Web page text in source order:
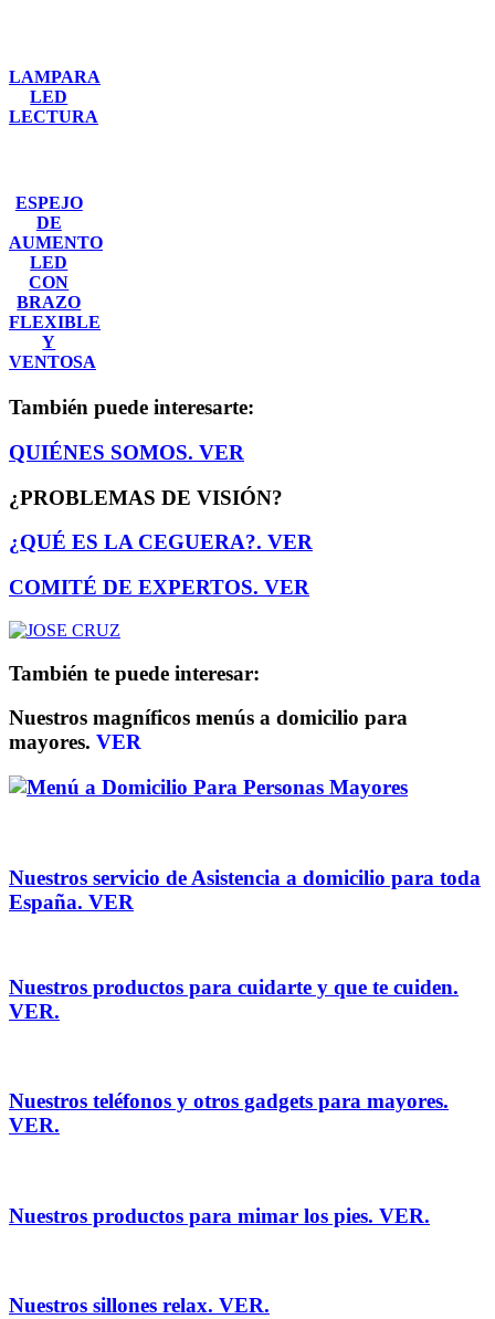
LAMPARA
LED
LECTURA
ESPEJO
DE
AUMENTO
LED
CON
BRAZO
FLEXIBLE
Y
VENTOSA
También puede interesarte:
QUIÉNES SOMOS. VER
¿PROBLEMAS DE VISIÓN?
¿QUÉ ES LA CEGUERA?. VER
COMITÉ DE EXPERTOS. VER
También te puede interesar:
Nuestros magníficos menús a domicilio para
mayores. VER
Nuestros servicio de Asistencia a domicilio para toda
España. VER
Nuestros productos para cuidarte y que te cuiden.
VER.
Nuestros teléfonos y otros gadgets para mayores.
VER.
Nuestros productos para mimar los pies. VER.
Nuestros sillones relax. VER.